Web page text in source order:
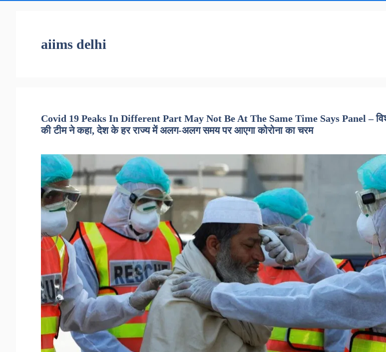
aiims delhi
Covid 19 Peaks In Different Part May Not Be At The Same Time Says Panel –
की टीम ने कहा, देश के हर राज्य में अलग-अलग समय पर आएगा कोरोना का चरम